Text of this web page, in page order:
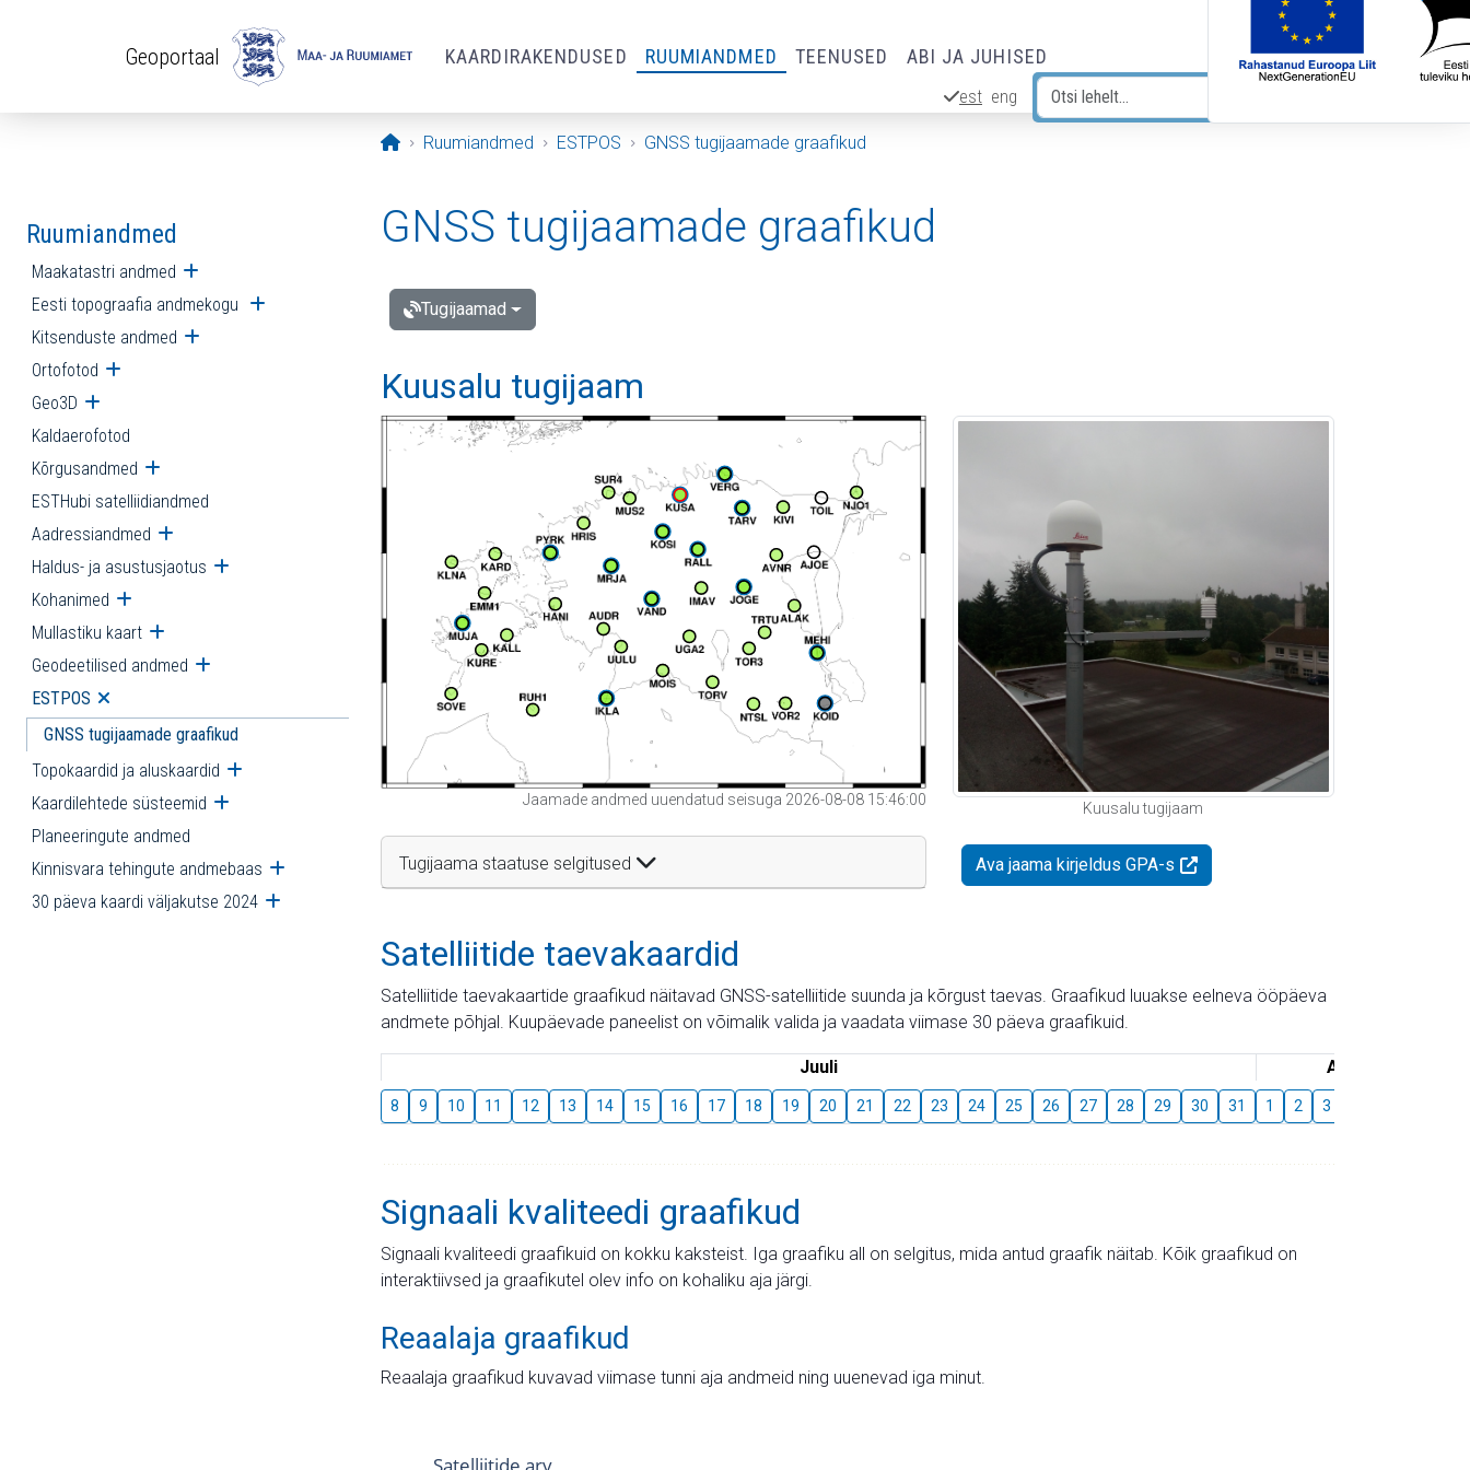
Geoportaal KAARDIRAKENDUSED RUUMIANDMED TEENUSED ABI JA JUHISED
est eng
Avaleht
Ruumiandmed ESTPOS GNSS tugijaamade graafikud
Ruumiandmed
Maakatastri andmed Ava alammenüü
Eesti topograafia andmekogu Ava alammenüü
Kitsenduste andmed Ava alammenüü
Ortofotod Ava alammenüü
Geo3D Ava alammenüü
Kaldaerofotod
Kõrgusandmed Ava alammenüü
ESTHubi satelliidiandmed
Aadressiandmed Ava alammenüü
Haldus- ja asustusjaotus Ava alammenüü
Kohanimed Ava alammenüü
Mullastiku kaart Ava alammenüü
Geodeetilised andmed Ava alammenüü
ESTPOS Ava alammenüü
GNSS tugijaamade graafikud
Topokaardid ja aluskaardid Ava alammenüü
Kaardilehtede süsteemid Ava alammenüü
Planeeringute andmed
Kinnisvara tehingute andmebaas Ava alammenüü
30 päeva kaardi väljakutse 2024 Ava alammenüü
GNSS tugijaamade graafikud
Tugijaamad
Kuusalu tugijaam
Jaamade andmed uuendatud seisuga 2026-08-08 15:46:00
Tugijaama staatuse selgitused
Kuusalu tugijaam
Ava jaama kirjeldus GPA-s
Satelliitide taevakaardid
Satelliitide taevakaartide graafikud näitavad GNSS-satelliitide suunda ja kõrgust taevas. Graafikud luuakse eelneva ööpäeva
andmete põhjal. Kuupäevade paneelist on võimalik valida ja vaadata viimase 30 päeva graafikuid.
Juuli August
8 9 10 11 12 13 14 15 16 17 18 19 20 21 22 23 24 25 26 27 28 29 30 31 1 2 3
Signaali kvaliteedi graafikud
Signaali kvaliteedi graafikuid on kokku kaksteist. Iga graafiku all on selgitus, mida antud graafik näitab. Kõik graafikud on
interaktiivsed ja graafikutel olev info on kohaliku aja järgi.
Reaalaja graafikud
Reaalaja graafikud kuvavad viimase tunni aja andmeid ning uuenevad iga minut.